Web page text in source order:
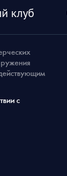
клуб
с